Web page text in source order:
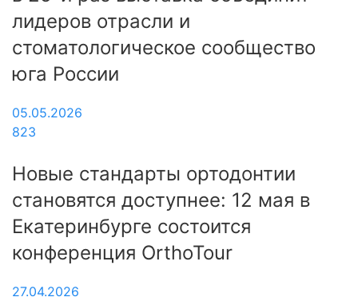
лидеров отрасли и
стоматологическое сообщество
юга России
05.05.2026
823
Новые стандарты ортодонтии
становятся доступнее: 12 мая в
Екатеринбурге состоится
конференция OrthoTour
27.04.2026